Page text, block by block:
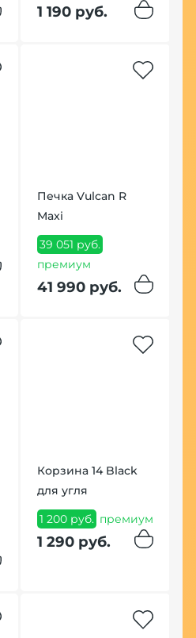
1 190 руб.
Печка Vulcan R
Maxi
39 051 руб.
премиум
41 990 руб.
Корзина 14 Black
для угля
1 200 руб. премиум
1 290 руб.